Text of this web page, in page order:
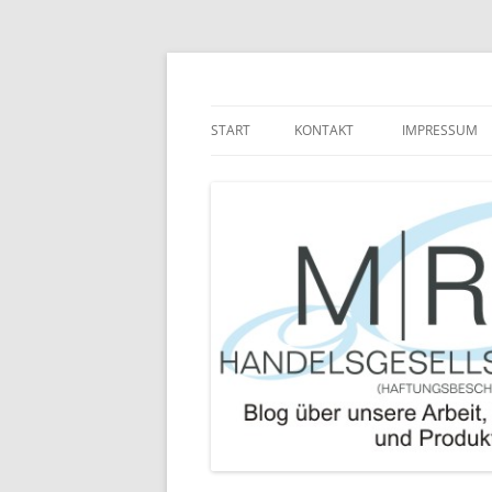
Zum
START KONTAKT IMPRESSUM